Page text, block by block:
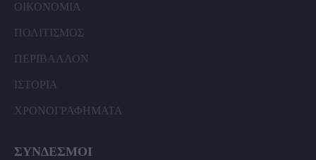
ΟΙΚΟΝΟΜΙΑ
ΠΟΛΙΤΙΣΜΟΣ
ΠΕΡΙΒΑΛΛΟΝ
ΙΣΤΟΡΙΑ
ΧΡΟΝΟΓΡΑΦΗΜΑΤΑ
ΣΥΝΔΕΣΜΟΙ